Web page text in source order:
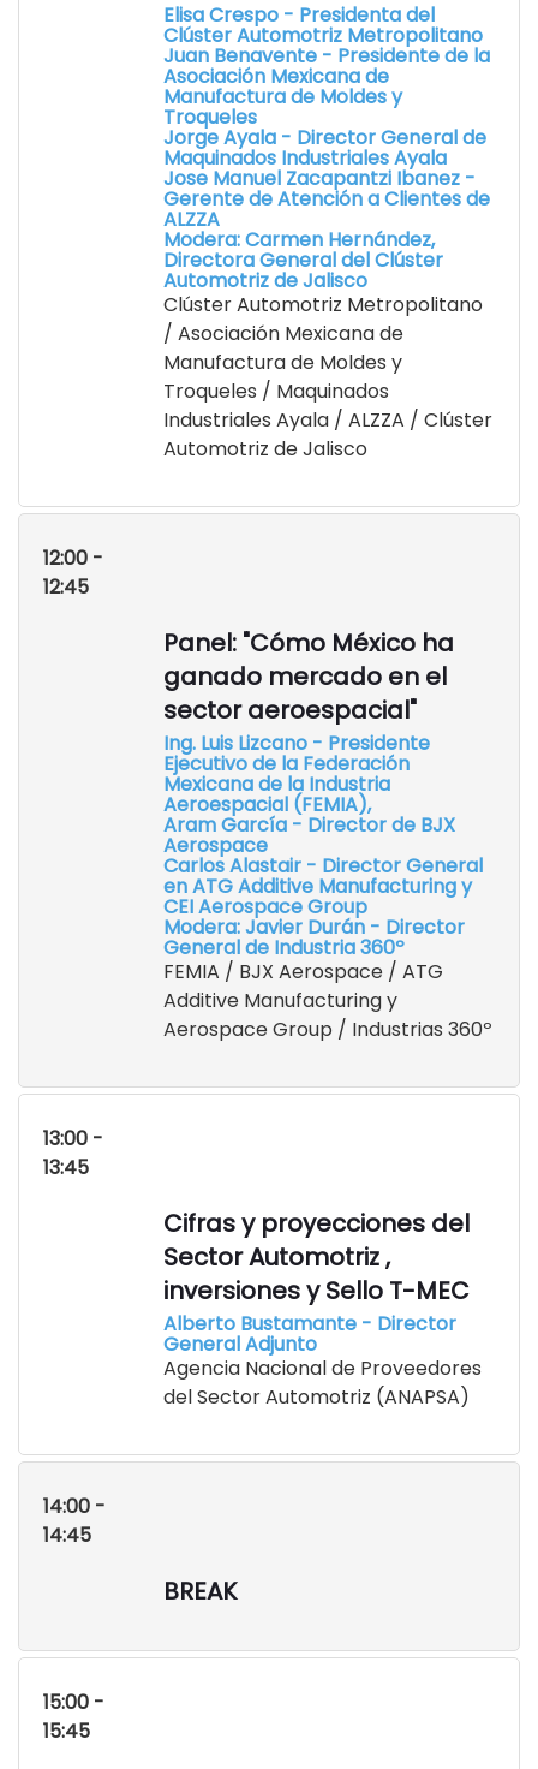
Elisa Crespo - Presidenta del
Clúster Automotriz Metropolitano
Juan Benavente - Presidente de la
Asociación Mexicana de
Manufactura de Moldes y
Troqueles
Jorge Ayala - Director General de
Maquinados Industriales Ayala
Jose Manuel Zacapantzi Ibanez -
Gerente de Atención a Clientes de
ALZZA
Modera: Carmen Hernández,
Directora General del Clúster
Automotriz de Jalisco
Clúster Automotriz Metropolitano
/ Asociación Mexicana de
Manufactura de Moldes y
Troqueles / Maquinados
Industriales Ayala / ALZZA / Clúster
Automotriz de Jalisco
12:00 -
12:45
Panel: "Cómo México ha
ganado mercado en el
sector aeroespacial"
Ing. Luis Lizcano - Presidente
Ejecutivo de la Federación
Mexicana de la Industria
Aeroespacial (FEMIA),
Aram García - Director de BJX
Aerospace
Carlos Alastair - Director General
en ATG Additive Manufacturing y
CEI Aerospace Group
Modera: Javier Durán - Director
General de Industria 360º
FEMIA / BJX Aerospace / ATG
Additive Manufacturing y
Aerospace Group / Industrias 360º
13:00 -
13:45
Cifras y proyecciones del
Sector Automotriz ,
inversiones y Sello T-MEC
Alberto Bustamante - Director
General Adjunto
Agencia Nacional de Proveedores
del Sector Automotriz (ANAPSA)
14:00 -
14:45
BREAK
15:00 -
15:45